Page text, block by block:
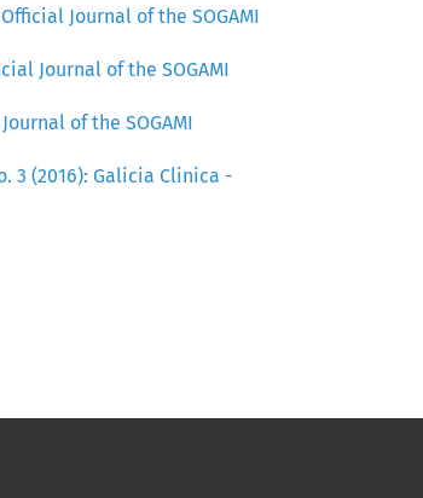
Journal of the SOGAMI
Journal of the SOGAMI
of the SOGAMI
3 (2016): Galicia Clinica -